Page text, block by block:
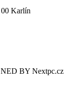
Karlín
BY Nextpc.cz